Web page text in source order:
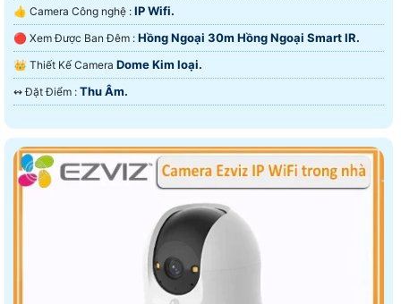
👍 Camera Công nghệ : IP Wifi.
🔴 Xem Được Ban Đêm : Hồng Ngoại 30m Hồng Ngoại Smart IR.
👑 Thiết Kế Camera Dome Kim loại.
️↭ Đặt Điểm : Thu Âm.